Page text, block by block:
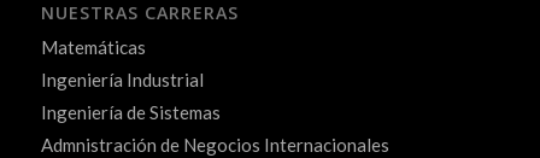
NUESTRAS CARRERAS
Matemáticas
Ingeniería Industrial
Ingeniería de Sistemas
Admnistración de Negocios Internacionales